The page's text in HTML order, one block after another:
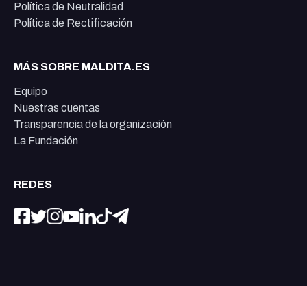
Política de Neutralidad
Política de Rectificación
MÁS SOBRE MALDITA.ES
Equipo
Nuestras cuentas
Transparencia de la organización
La Fundación
REDES